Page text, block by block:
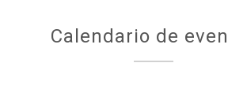
Calendario de